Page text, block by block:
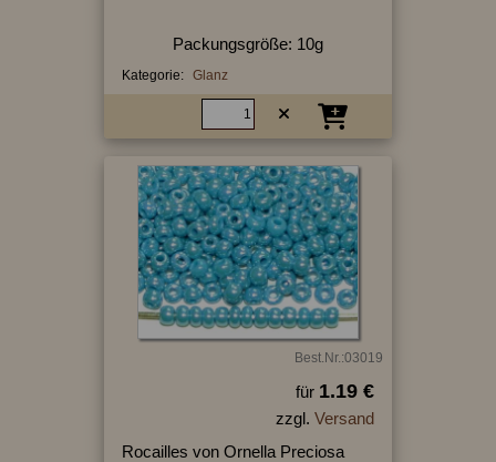
Packungsgröße: 10g
Kategorie: Glanz
Best.Nr.:03019
für 1.19 €
zzgl. Versand
Rocailles von Ornella Preciosa